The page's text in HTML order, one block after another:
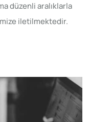
düzenli aralıklarla
iletilmektedir.